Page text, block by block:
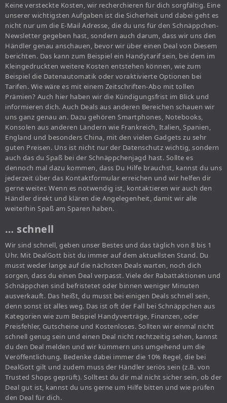
Keine versteckte Kosten, wir recherchieren für dich sorgfältig. Eine
unserer wichtigsten Aufgaben ist die Sicherheit und dabei geht es
nicht nur um die E-Mail Adresse, die du uns für den Schnäppchen-
Newsletter gegeben hast, sondern auch darum, dass wir uns den
Händler genau anschauen, bevor wir über einen Deal von Diesem
berichten. Das kann zum Beispiel ein Handytarif sein, bei dem im
Kleingedruckten weitere Kosten entstehen können, wie zum
Beispiel die Datenautomatik oder voraktivierte Optionen bei
Tarifen. Wie wäre es mit einem Zeitschriften-Abo mit tollen
Prämien? Auch hier haben wir die Kündigungsfrist im Blick und
informieren dich. Auch Deals aus anderen Bereichen schauen wir
uns ganz genau an. Dazu gehören Smartphones, Notebooks,
Konsolen aus anderen Ländern wie Frankreich, Italien, Spanien,
England und besonders China, mit den vielen Gadgets zu sehr
guten Preisen. Uns ist nicht nur der Datenschutz wichtig, sondern
auch das du Spaß bei der Schnäppchenjagd hast. Sollte es
dennoch mal dazu kommen, dass Du Hilfe brauchst, kannst du uns
jederzeit über das Kontaktformular erreichen und wir helfen dir
gerne weiter. Wenn es notwendig ist, kontaktieren wir auch den
Händler direkt und klären die Angelegenheit, damit wir alle
weiterhin Spaß am Sparen haben.
… schnell
Wir sind schnell, geben unser Bestes und das täglich von 8 bis 1
Uhr. Mit DealGott bist du immer auf dem aktuellsten Stand. Du
musst weder lange auf die nächsten Deals warten, noch dich
sorgen, dass du einen Deal verpasst. Viele der Rabattaktionen und
Schnäppchen sind befristetet oder binnen weniger Minuten
ausverkauft. Das heißt, du musst bei einigen Deals schnell sein,
denn sonst ist alles weg. Das ist oft der Fall bei Schnäppchen aus
Kategorien wie zum Beispiel Handyverträge, Finanzen, oder
Preisfehler, Gutscheine und Kostenloses. Sollten wir einmal nicht
schnell genug sein und einen Deal nicht rechtzeitig sehen, kannst
du den Deal melden und wir kümmern uns umgehend um die
Veröffentlichung. Bedenke dabei immer die 10% Regel, die bei
DealGott gilt und zudem muss der Händler seriös sein (z.B. von
Trusted Shops geprüft). Solltest du dir mal nicht sicher sein, ob der
Deal gut ist, kannst du uns gerne um Hilfe bitten und wie prüfen
den Deal für dich.